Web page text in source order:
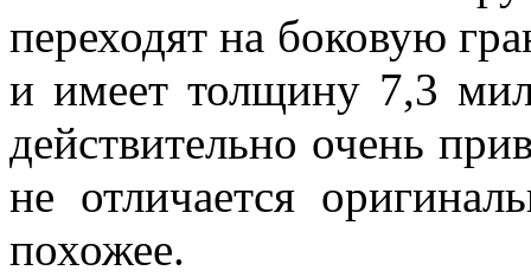
переходят на боковую
и имеет толщину 7,3
действительно очень
не отличается
похожее.